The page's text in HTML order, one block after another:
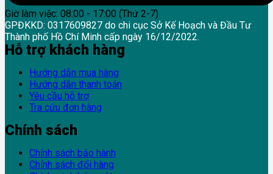
Giờ làm việc: 08:00 - 17:00 (Thứ 2-7)
GPĐKKD: 0317609827 do chi cục Sở Kế Hoạch và Đầu Tư
Thành phố Hồ Chí Minh cấp ngày 16/12/2022.
Hỗ trợ khách hàng
Hướng dẫn mua hàng
Hướng dẫn thanh toán
Yêu cầu hỗ trợ
Tra cứu đơn hàng
Chính sách
Chính sách bảo hành
Chính sách đổi hàng